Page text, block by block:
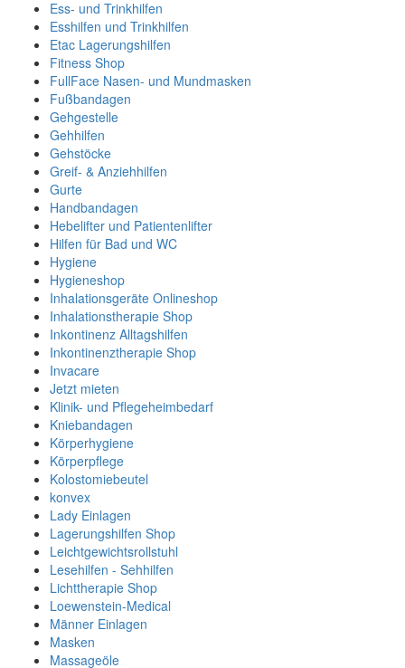
Ess- und Trinkhilfen
Esshilfen und Trinkhilfen
Etac Lagerungshilfen
Fitness Shop
FullFace Nasen- und Mundmasken
Fußbandagen
Gehgestelle
Gehhilfen
Gehstöcke
Greif- & Anziehhilfen
Gurte
Handbandagen
Hebelifter und Patientenlifter
Hilfen für Bad und WC
Hygiene
Hygieneshop
Inhalationsgeräte Onlineshop
Inhalationstherapie Shop
Inkontinenz Alltagshilfen
Inkontinenztherapie Shop
Invacare
Jetzt mieten
Klinik- und Pflegeheimbedarf
Kniebandagen
Körperhygiene
Körperpflege
Kolostomiebeutel
konvex
Lady Einlagen
Lagerungshilfen Shop
Leichtgewichtsrollstuhl
Lesehilfen - Sehhilfen
Lichttherapie Shop
Loewenstein-Medical
Männer Einlagen
Masken
Massageöle